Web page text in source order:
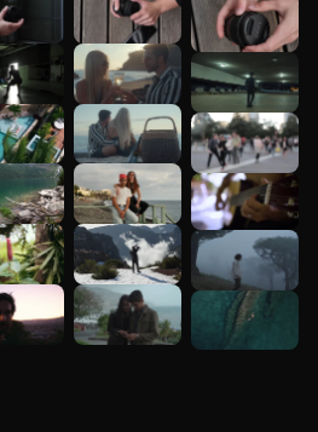
Scopri di
più